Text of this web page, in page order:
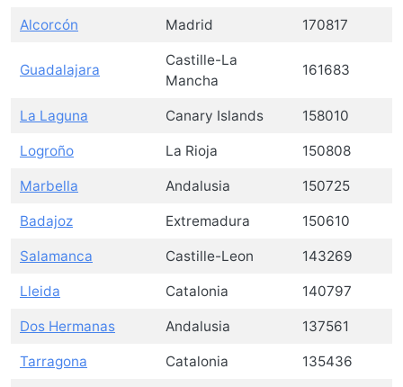
Alcorcón Madrid 170817
Guadalajara
Castille-La
Mancha
161683
La Laguna Canary Islands 158010
Logroño La Rioja 150808
Marbella Andalusia 150725
Badajoz Extremadura 150610
Salamanca Castille-Leon 143269
Lleida Catalonia 140797
Dos Hermanas Andalusia 137561
Tarragona Catalonia 135436